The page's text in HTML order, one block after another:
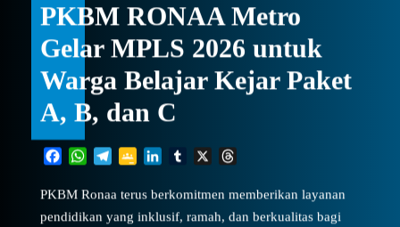
PKBM RONAA Metro
Gelar MPLS 2026 untuk
Warga Belajar Kejar Paket
A, B, dan C
FacebookWhatsApp
TelegramGoogleLinkedInTumblr
X
PKBM Ronaa terus berkomitmen memberikan layanan
pendidikan yang inklusif, ramah, dan berkualitas bagi